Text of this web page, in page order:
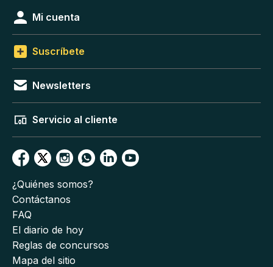
Mi cuenta
Suscríbete
Newsletters
Servicio al cliente
¿Quiénes somos?
Contáctanos
FAQ
El diario de hoy
Reglas de concursos
Mapa del sitio